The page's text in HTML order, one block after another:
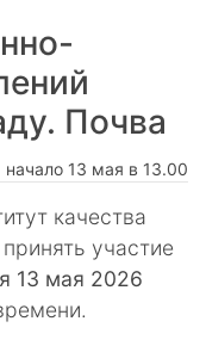
Почва
начало 13 мая в 13.00
качества
участие
13 мая 2026